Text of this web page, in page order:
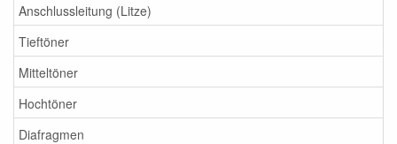
Anschlussleitung (Litze)
Tieftöner
Mitteltöner
Hochtöner
Diafragmen